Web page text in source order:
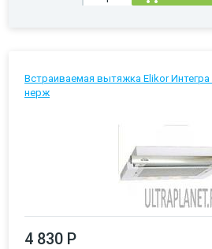
Встраиваемая вытяжка Elikor
нерж
4 830 Р